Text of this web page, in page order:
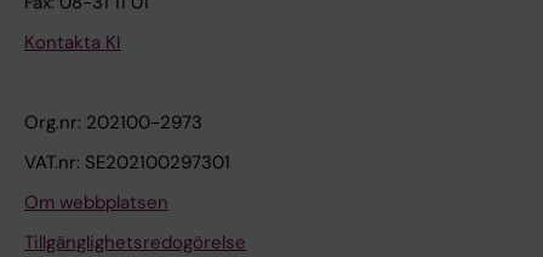
Kontakta KI
Org.nr: 202100-2973
VAT.nr: SE202100297301
Om webbplatsen
Tillgänglighetsredogörelse